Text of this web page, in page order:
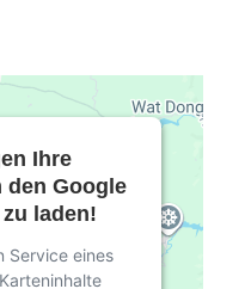
Ihre
den Google
laden!
Service eines